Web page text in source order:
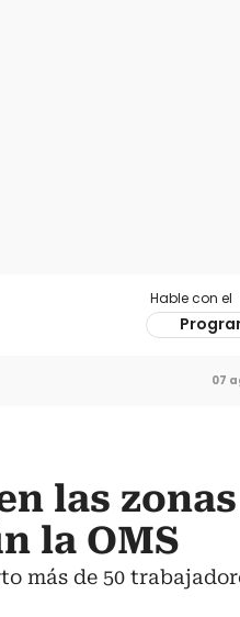
Hable con el
07
las zonas
la OMS
más de 50